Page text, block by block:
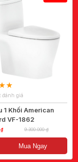
đánh giá
1 Khối American
VF-1862
9.300.000 ₫
Mua Ngay